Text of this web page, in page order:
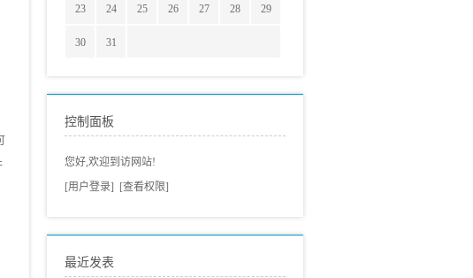
23 24 25 26 27 28 29
30 31
控制面板
您好,欢迎到访网站!
[用户登录]
[查看权限]
最近发表